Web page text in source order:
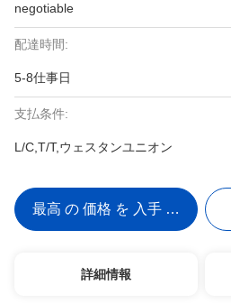
negotiable
配達時間:
5-8仕事日
支払条件:
L/C,T/T,ウェスタンユニオン
最高 の 価格 を 入手 する
詳細情報